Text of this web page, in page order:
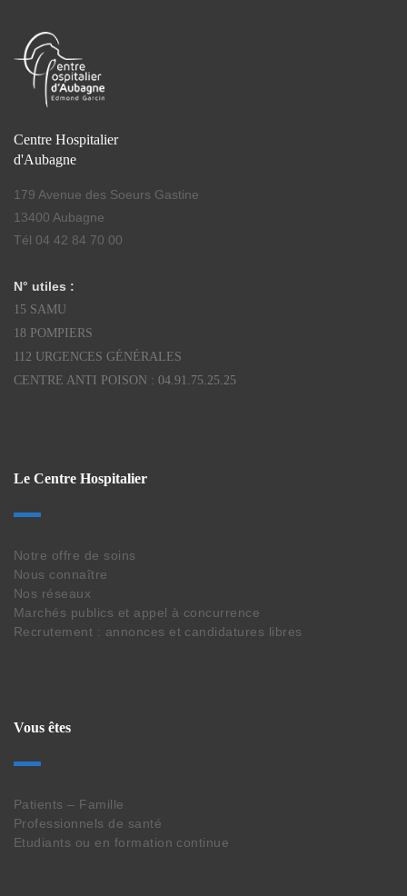
Centre Hospitalier
d'Aubagne
179 Avenue des Soeurs Gastine
13400 Aubagne
Tél 04 42 84 70 00
N° utiles :
15 SAMU
18 POMPIERS
112 URGENCES GÉNÉRALES
CENTRE ANTI POISON : 04.91.75.25.25
Le Centre Hospitalier
Notre offre de soins
Nous connaître
Nos réseaux
Marchés publics et appel à concurrence
Recrutement : annonces et candidatures libres
Vous êtes
Patients – Famille
Professionnels de santé
Etudiants ou en formation continue